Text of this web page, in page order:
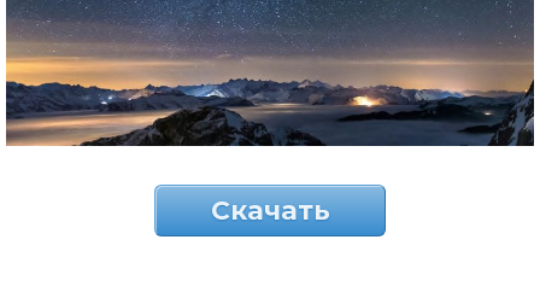
Скачать